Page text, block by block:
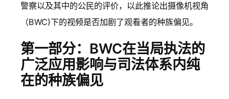
警察以及其中的公民的评价，以此推论出摄像机视角
（BWC)下的视频是否加剧了观看者的种族偏见。
第一部分：BWC在当局执法的
广泛应用影响与司法体系内纯
在的种族偏见